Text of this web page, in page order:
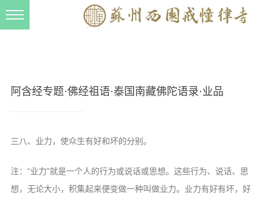
戒幢春秋
档案管理
阿含经专题·佛经祖语·泰国南藏佛陀语录·业品
三八、业力，使众生有好和坏的分别。
注：“业力”就是一个人的行为或说话或思想。这些行为、说话、思
想，无论大小，积集起来便变做一种叫做业力。业力有好有坏，好